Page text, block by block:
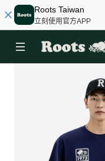
Roots Taiwan
立刻使用官方APP